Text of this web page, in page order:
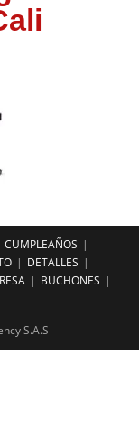
CUMPLEAÑOS
DETALLES
BUCHONES
S.A.S